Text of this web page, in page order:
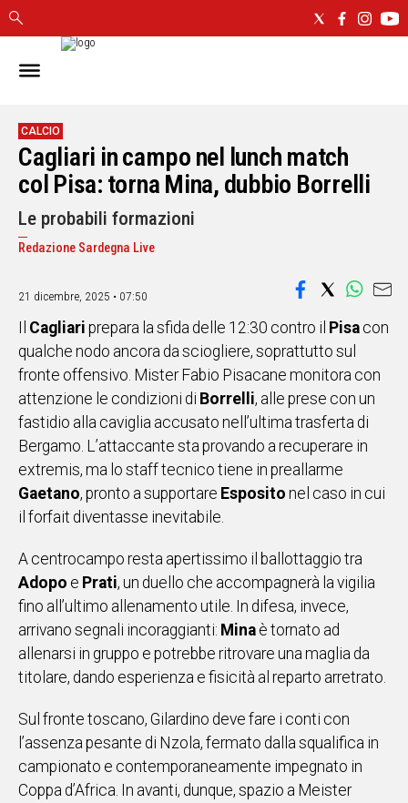
IN
CAGLIARI
SASSARI
NUORO
ORISTANO
SULCIS
GALLURA
MEDIO
ALTRE
NOTIZIE
POLITICA
IN
ITALIA
NEL
MONDO
SPORT
STORIE
VIDEO
AL CANALE
WHATSAPP
CALCIO
Cagliari in campo nel lunch match
col Pisa: torna Mina, dubbio Borrelli
Le probabili formazioni
Redazione Sardegna Live
21 dicembre, 2025 • 07:50
Cagliari prepara la sfida delle 12:30 contro il Pisa con
qualche nodo ancora da sciogliere, soprattutto sul
fronte offensivo. Mister Fabio Pisacane monitora con
attenzione le condizioni di Borrelli, alle prese con un
fastidio alla caviglia accusato nell’ultima trasferta di
Bergamo. L’attaccante sta provando a recuperare in
extremis, ma lo staff tecnico tiene in preallarme
Gaetano, pronto a supportare Esposito nel caso in cui
il forfait diventasse inevitabile.
A centrocampo resta apertissimo il ballottaggio tra
Adopo e Prati, un duello che accompagnerà la vigilia
fino all’ultimo allenamento utile. In difesa, invece,
arrivano segnali incoraggianti: Mina è tornato ad
allenarsi in gruppo e potrebbe ritrovare una maglia da
titolare, dando esperienza e fisicità al reparto arretrato.
Sul fronte toscano, Gilardino deve fare i conti con
l’assenza pesante di Nzola, fermato dalla squalifica in
campionato e contemporaneamente impegnato in
Coppa d’Africa. In avanti, dunque, spazio a Meister